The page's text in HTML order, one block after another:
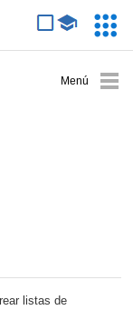
listas de